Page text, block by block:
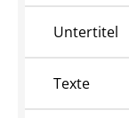
Untertitel
Texte